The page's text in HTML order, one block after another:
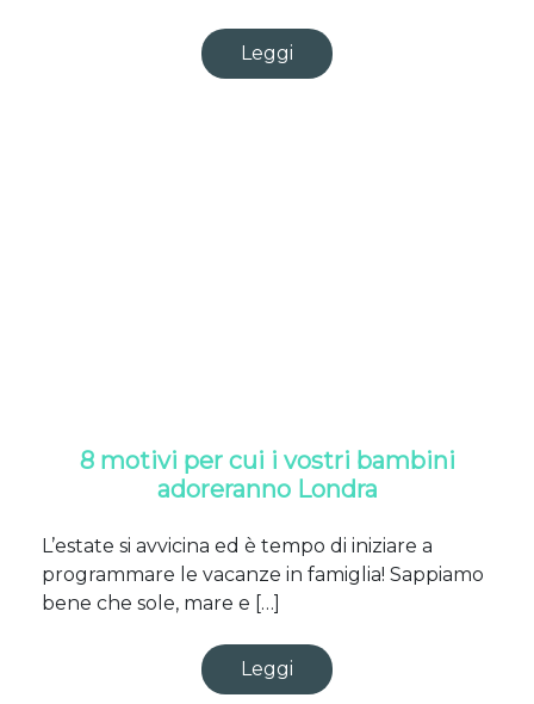
Leggi
8 motivi per cui i vostri bambini
adoreranno Londra
L’estate si avvicina ed è tempo di iniziare a
programmare le vacanze in famiglia! Sappiamo
bene che sole, mare e […]
Leggi